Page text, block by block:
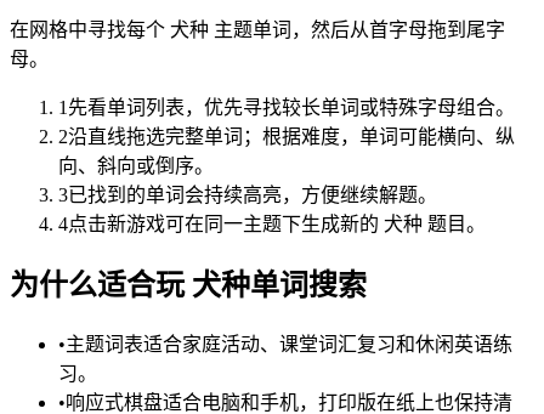
在网格中寻找每个 犬种 主题单词，然后从首字母拖到尾字
母。
1 先看单词列表，优先寻找较长单词或特殊字母组合。
2沿直线拖选完整单词；根据难度，单词可能横向、纵
向、斜向或倒序。
3已找到的单词会持续高亮，方便继续解题。
4点击新游戏可在同一主题下生成新的 犬种 题目。
为什么适合玩 犬种单词搜索
•主题词表适合家庭活动、课堂词汇复习和休闲英语练
习。
•响应式棋盘适合电脑和手机，打印版在纸上也保持清